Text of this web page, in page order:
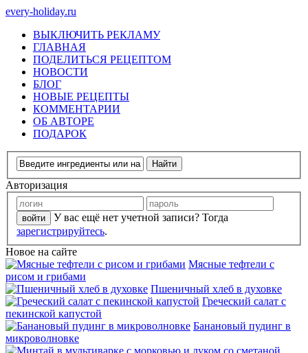
every-holiday.ru
ВЫКЛЮЧИТЬ РЕКЛАМУ
ГЛАВНАЯ
ПОДЕЛИТЬСЯ РЕЦЕПТОМ
НОВОСТИ
БЛОГ
НОВЫЕ РЕЦЕПТЫ
КОММЕНТАРИИ
ОБ АВТОРЕ
ПОДАРОК
Авторизация
У вас ещё нет учетной записи? Тогда
зарегистрируйтесь.
Новое на сайте
Мясные тефтели с
рисом и грибами
Пшеничный хлеб в духовке
Греческий салат с
пекинской капустой
Банановый пудинг в
микроволновке